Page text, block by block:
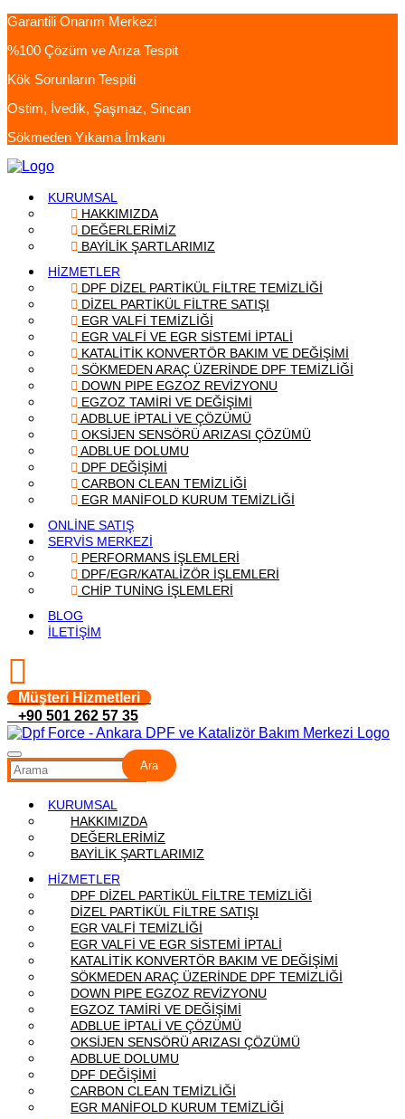
Garantili Onarım Merkezi
%100 Çözüm ve Arıza Tespit
Kök Sorunların Tespiti
Ostim, İvedik, Şaşmaz, Sincan
Sökmeden Yıkama İmkanı
KURUMSAL
HAKKIMIZDA
DEĞERLERİMİZ
BAYİLİK ŞARTLARIMIZ
HİZMETLER
DPF DİZEL PARTİKÜL FİLTRE TEMİZLİĞİ
DİZEL PARTİKÜL FİLTRE SATIŞI
EGR VALFİ TEMİZLİĞİ
EGR VALFİ VE EGR SİSTEMİ İPTALİ
KATALİTİK KONVERTÖR BAKIM VE DEĞİŞİMİ
SÖKMEDEN ARAÇ ÜZERİNDE DPF TEMİZLİĞİ
DOWN PIPE EGZOZ REVİZYONU
EGZOZ TAMİRİ VE DEĞİŞİMİ
ADBLUE İPTALİ VE ÇÖZÜMÜ
OKSİJEN SENSÖRÜ ARIZASI ÇÖZÜMÜ
ADBLUE DOLUMU
DPF DEĞİŞİMİ
CARBON CLEAN TEMİZLİĞİ
EGR MANİFOLD KURUM TEMİZLİĞİ
ONLİNE SATIŞ
SERVİS MERKEZİ
PERFORMANS İŞLEMLERİ
DPF/EGR/KATALİZÖR İŞLEMLERİ
CHİP TUNİNG İŞLEMLERİ
BLOG
İLETİŞİM
Müşteri Hizmetleri
+90 501 262 57 35
Ara
KURUMSAL
HAKKIMIZDA
DEĞERLERİMİZ
BAYİLİK ŞARTLARIMIZ
HİZMETLER
DPF DİZEL PARTİKÜL FİLTRE TEMİZLİĞİ
DİZEL PARTİKÜL FİLTRE SATIŞI
EGR VALFİ TEMİZLİĞİ
EGR VALFİ VE EGR SİSTEMİ İPTALİ
KATALİTİK KONVERTÖR BAKIM VE DEĞİŞİMİ
SÖKMEDEN ARAÇ ÜZERİNDE DPF TEMİZLİĞİ
DOWN PIPE EGZOZ REVİZYONU
EGZOZ TAMİRİ VE DEĞİŞİMİ
ADBLUE İPTALİ VE ÇÖZÜMÜ
OKSİJEN SENSÖRÜ ARIZASI ÇÖZÜMÜ
ADBLUE DOLUMU
DPF DEĞİŞİMİ
CARBON CLEAN TEMİZLİĞİ
EGR MANİFOLD KURUM TEMİZLİĞİ